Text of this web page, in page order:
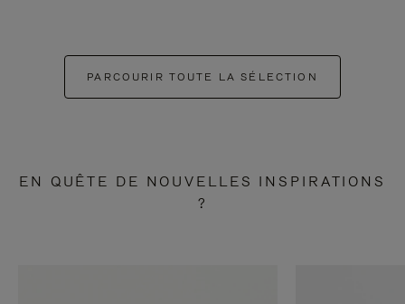
PARCOURIR TOUTE LA SÉLECTION
EN QUÊTE DE NOUVELLES INSPIRATIONS
?